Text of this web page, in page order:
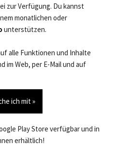
zur Verfügung. Du kannst
monatlichen oder
unterstützen.
alle Funktionen und Inhalte
im Web, per E-Mail und auf
ich mit »
Play Store verfügbar und in
erhältlich!